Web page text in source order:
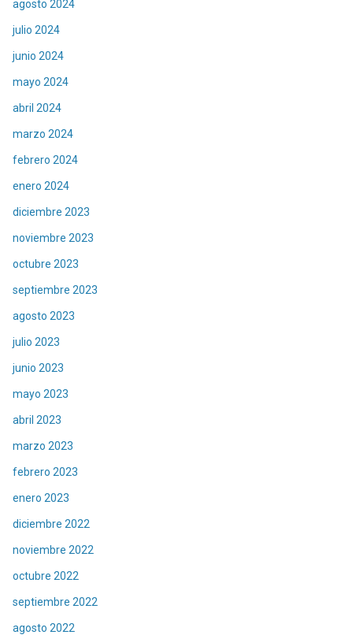
agosto 2024
julio 2024
junio 2024
mayo 2024
abril 2024
marzo 2024
febrero 2024
enero 2024
diciembre 2023
noviembre 2023
octubre 2023
septiembre 2023
agosto 2023
julio 2023
junio 2023
mayo 2023
abril 2023
marzo 2023
febrero 2023
enero 2023
diciembre 2022
noviembre 2022
octubre 2022
septiembre 2022
agosto 2022